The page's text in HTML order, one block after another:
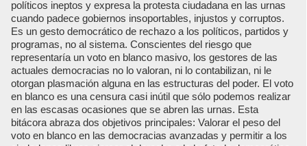
políticos ineptos y expresa la protesta ciudadana en las urnas
cuando padece gobiernos insoportables, injustos y corruptos.
Es un gesto democrático de rechazo a los políticos, partidos y
programas, no al sistema. Conscientes del riesgo que
representaría un voto en blanco masivo, los gestores de las
actuales democracias no lo valoran, ni lo contabilizan, ni le
otorgan plasmación alguna en las estructuras del poder. El voto
en blanco es una censura casi inútil que sólo podemos realizar
en las escasas ocasiones que se abren las urnas. Esta
bitácora abraza dos objetivos principales: Valorar el peso del
voto en blanco en las democracias avanzadas y permitir a los